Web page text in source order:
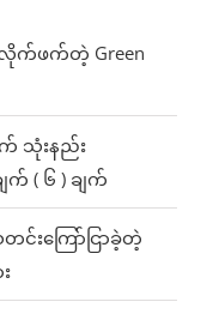
လိုက်ဖက်တဲ့ Green
က် သုံးနည်း
( ၆ ) ချက်
းကြော်ငြာခဲ့တဲ့